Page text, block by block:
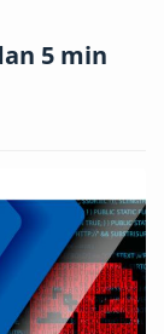
5 min